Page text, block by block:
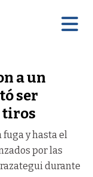
a un
ser
tiros
fuga y hasta el
por las
durante